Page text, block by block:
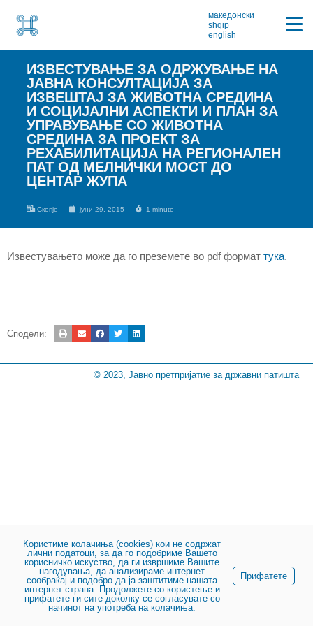
македонски
shqip
english
ИЗВЕСТУВАЊЕ ЗА ОДРЖУВАЊЕ НА
ЈАВНА КОНСУЛТАЦИЈА ЗА
ИЗВЕШТАЈ ЗА ЖИВОТНА СРЕДИНА
И СОЦИЈАЛНИ АСПЕКТИ И ПЛАН ЗА
УПРАВУВАЊЕ СО ЖИВОТНА
СРЕДИНА ЗА ПРОЕКТ ЗА
РЕХАБИЛИТАЦИЈА НА РЕГИОНАЛЕН
ПАТ ОД МЕЛНИЧКИ МОСТ ДО
ЦЕНТАР ЖУПА
Скопје јуни 29, 2015 1 minute
Известувањето може да го преземете во pdf формат тука.
Сподели:
© 2023, Јавно претпријатие за државни патишта
Користиме колачиња (cookies) кои не содржат
лични податоци, за да го подобриме Вашето
корисничко искуство, да ги извршиме Вашите
нагодувања, да анализираме интернет
сообраќај и подобро да ја заштитиме нашата
интернет страна. Продолжете со користење и
прифатете ги сите доколку се согласувате со
начинот на употреба на колачиња.
Прифатете